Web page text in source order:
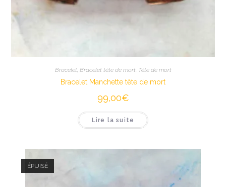
Bracelet, Bracelet tête de mort, Tête de mort
Bracelet Manchette tête de mort
99,00€
Lire la suite
ÉPUISÉ